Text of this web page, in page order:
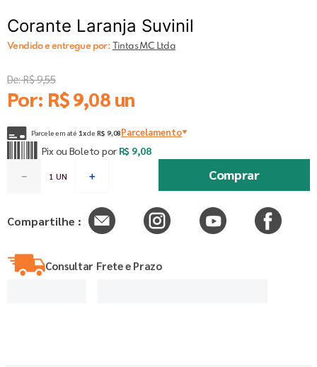
Corante Laranja Suvinil
Vendido e entregue por: Tintas MC Ltda
De:R$9,55
Por: R$9,08un
Parcele em até 1xde R$ 9,08Parcelamento
Pix ou Boleto por R$ 9,08
＋
－ Comprar
Compartilhe :
Consultar Frete e Prazo